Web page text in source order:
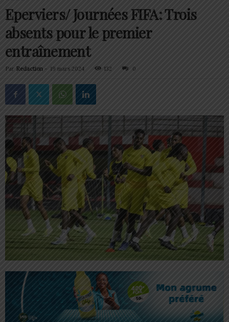
Eperviers/ Journées FIFA: Trois
absents pour le premier
entraînement
Par Redaction - 19 mars 2024 132 0